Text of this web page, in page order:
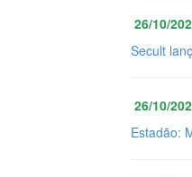
26/10/
Secult
26/10/
Estadão: